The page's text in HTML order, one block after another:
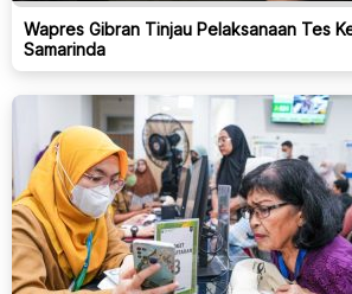
Wapres Gibran Tinjau Pelaksanaan Tes
Samarinda